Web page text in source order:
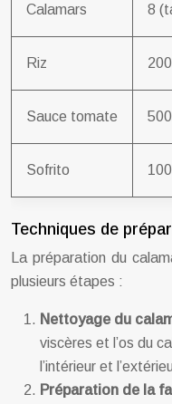
Calamars 8
Riz
Sauce tomate
Sofrito
Techniques de
La préparation du
plusieurs étapes :
Nettoyage du
viscères et l’os du
l’intérieur et
Préparation de la